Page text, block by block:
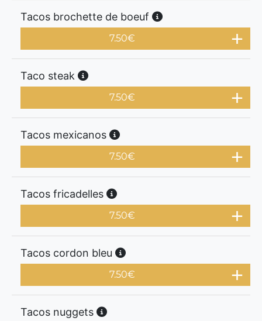
Tacos brochette de boeuf
7.50€
Taco steak
7.50€
Tacos mexicanos
7.50€
Tacos fricadelles
7.50€
Tacos cordon bleu
7.50€
Tacos nuggets